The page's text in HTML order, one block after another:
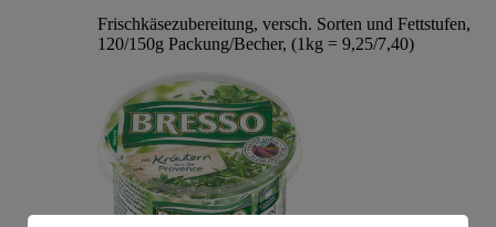
Frischkäsezubereitung, versch. Sorten und Fettstufen,
120/150g Packung/Becher, (1kg = 9,25/7,40)